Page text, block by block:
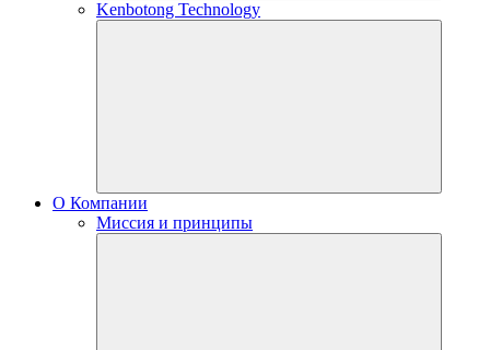
Kenbotong Technology
О Компании
Миссия и принципы